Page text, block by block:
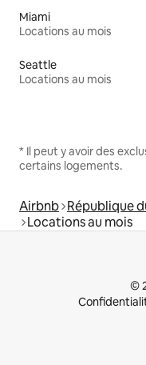
Miami
Locations au mois
Seattle
Locations au mois
* Il peut y avoir des
certains logements.
Airbnb République
Locations au mois
©